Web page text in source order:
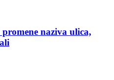
naziva ulica,